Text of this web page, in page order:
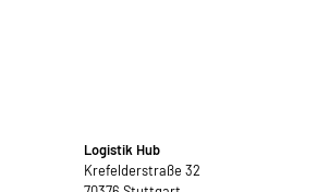
Logistik Hub
Krefelderstraße 32